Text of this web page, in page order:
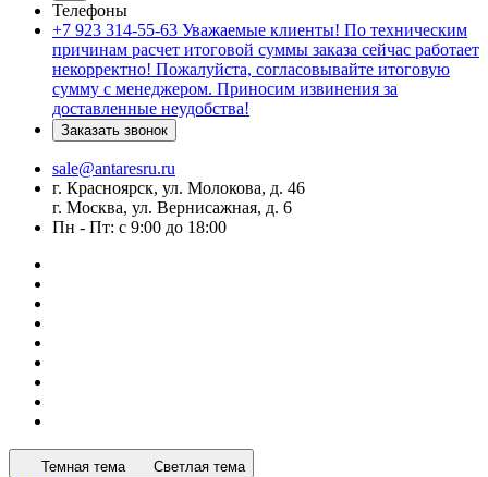
Телефоны
+7 923 314-55-63 Уважаемые клиенты! По техническим
причинам расчет итоговой суммы заказа сейчас работает
некорректно! Пожалуйста, согласовывайте итоговую
сумму с менеджером. Приносим извинения за
доставленные неудобства!
Заказать звонок
sale@antaresru.ru
г. Красноярск, ул. Молокова, д. 46
г. Москва, ул. Вернисажная, д. 6
Пн - Пт: с 9:00 до 18:00
Темная тема Светлая тема